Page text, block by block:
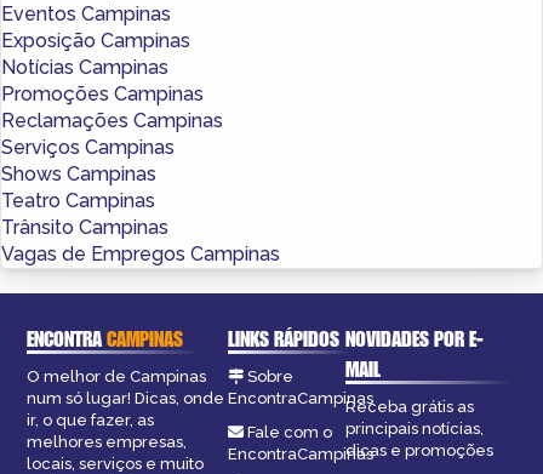
Eventos Campinas
Exposição Campinas
Notícias Campinas
Promoções Campinas
Reclamações Campinas
Serviços Campinas
Shows Campinas
Teatro Campinas
Trânsito Campinas
Vagas de Empregos Campinas
ENCONTRACAMPINAS
O melhor de Campinas
num só lugar! Dicas, onde
ir, o que fazer, as
melhores empresas,
locais, serviços e muito
LINKS RÁPIDOS
Sobre
EncontraCampinas
Fale com o
EncontraCampinas
NOVIDADES POR E-
MAIL
Receba grátis as
principais notícias,
dicas e promoções